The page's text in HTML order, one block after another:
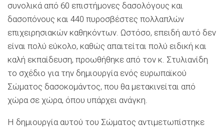
συνολικά από 60 επιστήμονες δασολόγους και
δασοπόνους και 440 πυροσβέστες πολλαπλών
επιχειρησιακών καθηκόντων. Ωστόσο, επειδή αυτό δεν
είναι πολύ εύκολο, καθώς απαιτείται πολύ ειδική και
καλή εκπαίδευση, προωθήθηκε από τον κ. Στυλιανίδη
το σχέδιο για την δημιουργία ενός ευρωπαϊκού
Σώματος δασοκομάντος, που θα μετακινείται από
χώρα σε χώρα, όπου υπάρχει ανάγκη.
Η δημιουργία αυτού του Σώματος αντιμετωπίστηκε